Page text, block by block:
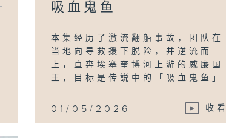
吸血鬼鱼
本集经历了激流翻船事故，团队在
当地向导救援下脱险，并逆流而
上，直奔埃塞奎博河上游的威廉国
王，目标是传説中的「吸血鬼鱼」
01/05/2026 收看